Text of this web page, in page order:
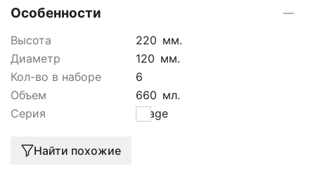
Особенности
Высота 220 мм.
Диаметр
120 мм.
Кол-во в наборе
6
Объем
660 мл.
Серия
Image
Найти похожие